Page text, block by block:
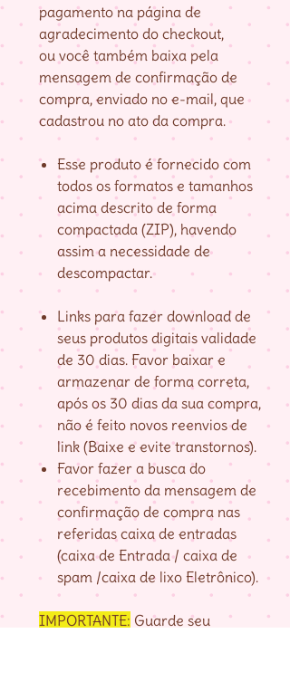
pagamento na página de
agradecimento do checkout,
ou você também baixa pela
mensagem de confirmação de
compra, enviado no e-mail, que
cadastrou no ato da compra.
Esse produto é fornecido com
todos os formatos e tamanhos
acima descrito de forma
compactada (ZIP), havendo
assim a necessidade de
descompactar.
Links para fazer download de
seus produtos digitais validade
de 30 dias. Favor baixar e
armazenar de forma correta,
após os 30 dias da sua compra,
não é feito novos reenvios de
link (Baixe e evite transtornos).
Favor fazer a busca do
recebimento da mensagem de
confirmação de compra nas
referidas caixa de entradas
(caixa de Entrada / caixa de
spam /caixa de lixo Eletrônico).
IMPORTANTE: Guarde seu